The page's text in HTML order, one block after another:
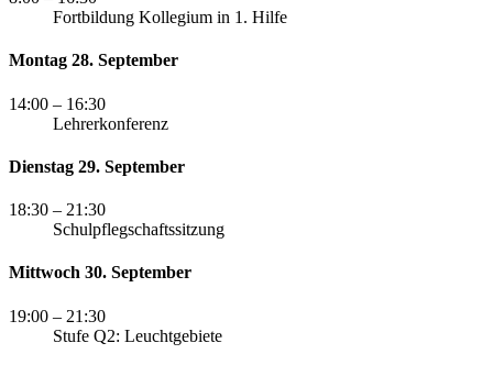
Fortbildung Kollegium in 1. Hilfe
Montag 28. September
14:00 – 16:30
Lehrerkonferenz
Dienstag 29. September
18:30 – 21:30
Schulpflegschaftssitzung
Mittwoch 30. September
19:00 – 21:30
Stufe Q2: Leuchtgebiete